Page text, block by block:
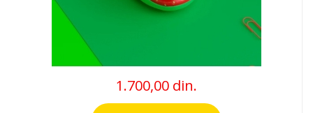
1.700,00 din.